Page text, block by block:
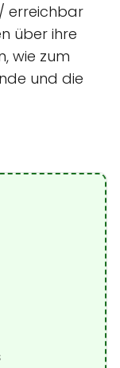
erreichbar
über ihre
wie zum
und die